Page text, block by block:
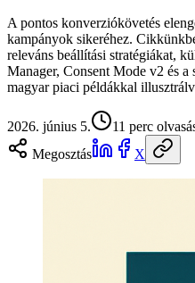
A pontos konverziókövetés
kampányok sikeréhez.
releváns beállítási stratégiákat,
Manager, Consent Mode v2 és
magyar piaci példákkal
2026. június 5. 11 perc
Megosztás
X